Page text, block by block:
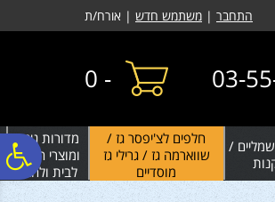
נגישות
אתר
המרכזיהתחבר | משתמש חדש | אורח/ת
03-
-
0
/
חלפים לצ'יפסר גז /
שווארמה גז / גרילי גז
מוסדיים
מדורות גינה
ומוצרי חימום
לבית ולחצר